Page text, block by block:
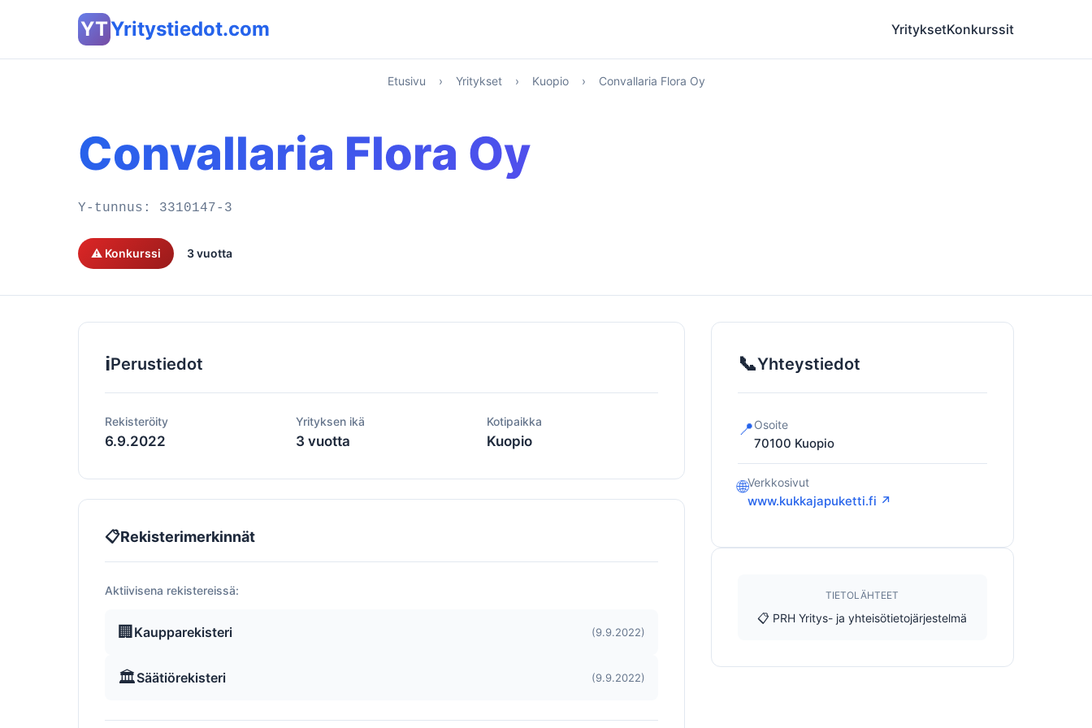
YTYritystiedot.com YrityksetKonkurssit
Etusivu › Yritykset › Kuopio › Convallaria Flora Oy
Convallaria Flora Oy
Y-tunnus: 3310147-3
⚠️ Konkurssi 3 vuotta
ℹ️Perustiedot
Rekisteröity
6.9.2022
Yrityksen ikä
3 vuotta
Kotipaikka
Kuopio
📋Rekisterimerkinnät
Aktiivisena rekistereissä:
🏢 Kaupparekisteri (9.9.2022)
🏛️Säätiörekisteri (9.9.2022)
📞Yhteystiedot
📍Osoite
70100 Kuopio
🌐Verkkosivut
www.kukkajapuketti.fi ↗
TIETOLÄHTEET
📋 PRH Yritys- ja yhteisötietojärjestelmä